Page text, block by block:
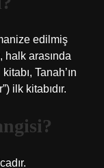
halk arasında
Tanah’ın
ilk kitabıdır.